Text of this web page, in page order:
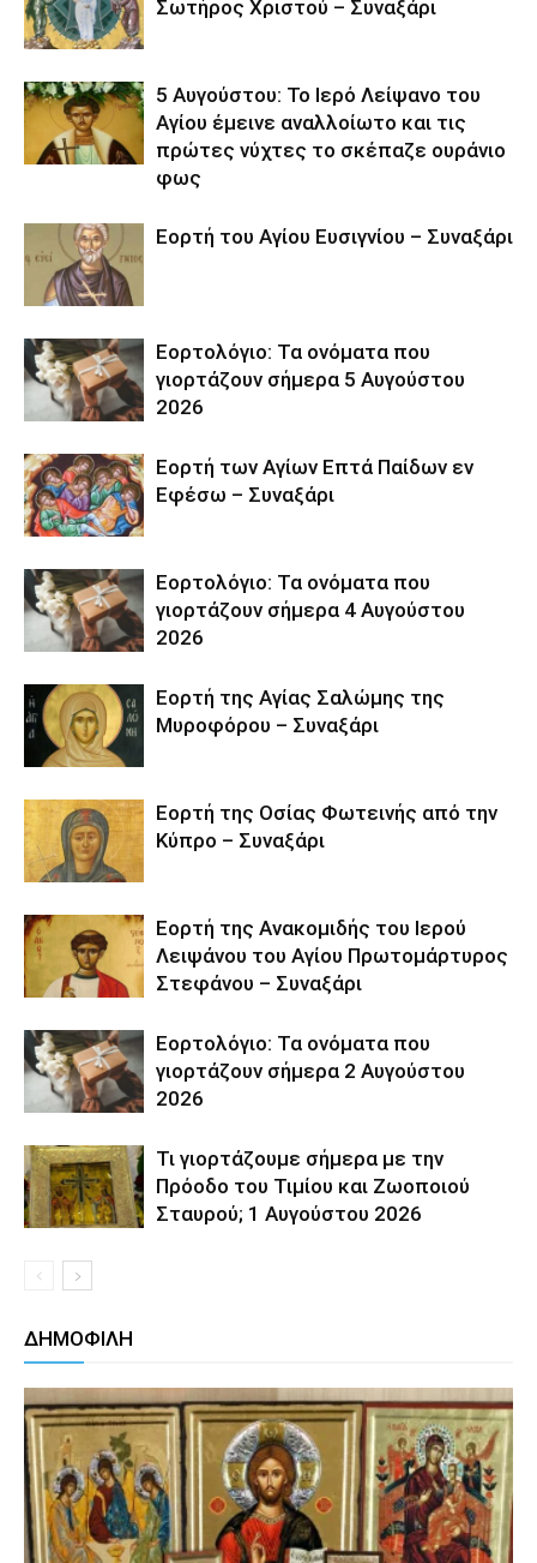
Σωτήρος Χριστού – Συναξάρι
5 Αυγούστου: Το Ιερό Λείψανο του
Αγίου έμεινε αναλλοίωτο και τις
πρώτες νύχτες το σκέπαζε ουράνιο
φως
Εορτή του Αγίου Ευσιγνίου – Συναξάρι
Εορτολόγιο: Τα ονόματα που
γιορτάζουν σήμερα 5 Αυγούστου
2026
Εορτή των Αγίων Επτά Παίδων εν
Εφέσω – Συναξάρι
Εορτολόγιο: Τα ονόματα που
γιορτάζουν σήμερα 4 Αυγούστου
2026
Εορτή της Αγίας Σαλώμης της
Μυροφόρου – Συναξάρι
Εορτή της Οσίας Φωτεινής από την
Κύπρο – Συναξάρι
Εορτή της Ανακομιδής του Ιερού
Λειψάνου του Αγίου Πρωτομάρτυρος
Στεφάνου – Συναξάρι
Εορτολόγιο: Τα ονόματα που
γιορτάζουν σήμερα 2 Αυγούστου
2026
Τι γιορτάζουμε σήμερα με την
Πρόοδο του Τιμίου και Ζωοποιού
Σταυρού; 1 Αυγούστου 2026
ΔΗΜΟΦΙΛΗ